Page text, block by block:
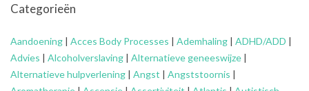
Categorieën
Aandoening | Acces Body Processes | Ademhaling | ADHD/ADD |
Advies | Alcoholverslaving | Alternatieve geneeswijze |
Alternatieve hulpverlening | Angst | Angststoornis |